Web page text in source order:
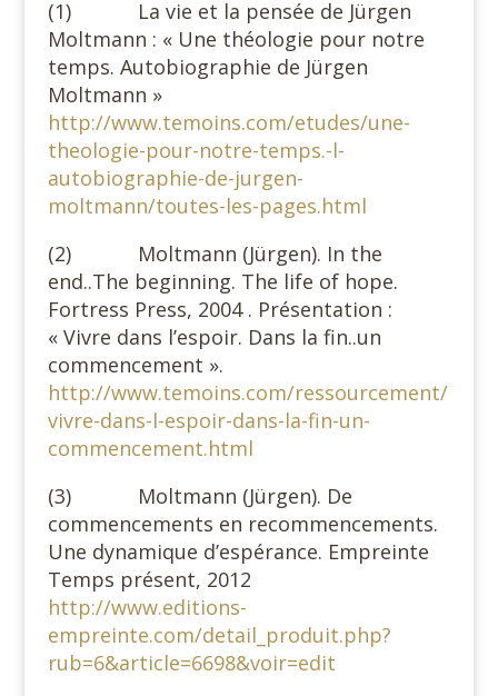
(1) La vie et la pensée de Jürgen
Moltmann : « Une théologie pour notre
temps. Autobiographie de Jürgen
Moltmann »
http://www.temoins.com/etudes/une-
theologie-pour-notre-temps.-l-
autobiographie-de-jurgen-
moltmann/toutes-les-pages.html
(2) Moltmann (Jürgen). In the
end..The beginning. The life of hope.
Fortress Press, 2004 . Présentation :
« Vivre dans l’espoir. Dans la fin..un
commencement ».
http://www.temoins.com/ressourcement/
vivre-dans-l-espoir-dans-la-fin-un-
commencement.html
(3) Moltmann (Jürgen). De
commencements en recommencements.
Une dynamique d’espérance. Empreinte
Temps présent, 2012
http://www.editions-
empreinte.com/detail_produit.php?
rub=6&article=6698&voir=edit